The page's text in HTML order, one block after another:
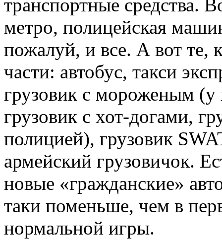
транспортные средства.
метро, полицейская
пожалуй, и все. А вот те,
части: автобус, такси
грузовик с мороженым (у
грузовик с хот-догами,
полицией), грузовик
армейский грузовичок.
новые «гражданские»
таки поменьше, чем в
нормальной игры.